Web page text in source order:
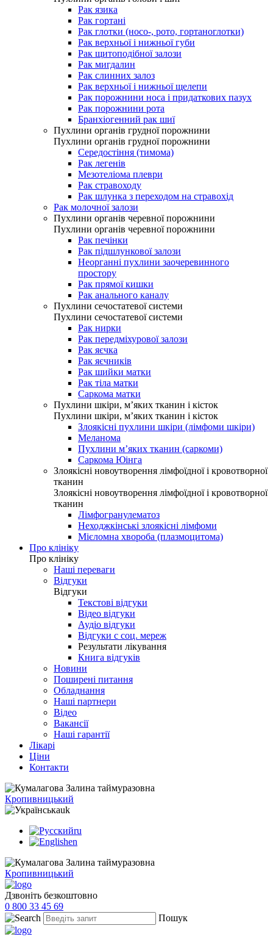
Рак язика
Рак гортані
Рак глотки (носо-, рото, гортаноглотки)
Рак верхньої і нижньої губи
Рак щитоподібної залози
Рак мигдалин
Рак слинних залоз
Рак верхньої і нижньої щелепи
Рак порожнини носа і придаткових пазух
Рак порожнини рота
Бранхіогенний рак шиї
Пухлини органів грудної порожнини
Пухлини органів грудної порожнини
Середостіння (тимома)
Рак легенів
Мезотеліома плеври
Рак стравоходу
Рак шлунка з переходом на стравохід
Рак молочної залози
Пухлини органів черевної порожнини
Пухлини органів черевної порожнини
Рак печінки
Рак підшлункової залози
Неорганні пухлини заочеревинного
простору
Рак прямої кишки
Рак анального каналу
Пухлини сечостатевої системи
Пухлини сечостатевої системи
Рак нирки
Рак передміхурової залози
Рак яєчка
Рак яєчників
Рак шийки матки
Рак тіла матки
Саркома матки
Пухлини шкіри, м’яких тканин і кісток
Пухлини шкіри, м’яких тканин і кісток
Злоякісні пухлини шкіри (лімфоми шкіри)
Меланома
Пухлини м’яких тканин (саркоми)
Саркома Юінга
Злоякісні новоутворення лімфоїдної і кровотворної
тканин
Злоякісні новоутворення лімфоїдної і кровотворної
тканин
Лімфогранулематоз
Неходжкінські злоякісні лімфоми
Мієломна хвороба (плазмоцитома)
Про клініку
Про клініку
Наші переваги
Відгуки
Відгуки
Текстові відгуки
Відео відгуки
Аудіо відгуки
Відгуки с соц. мереж
Результати лікування
Книга відгуків
Новини
Поширені питання
Обладнання
Наші партнери
Відео
Вакансії
Наші гарантії
Лікарі
Ціни
Контакти
Кропивницький
uk
ru
en
Кропивницький
Дзвоніть безкоштовно
0 800 33 45 69
Пошук